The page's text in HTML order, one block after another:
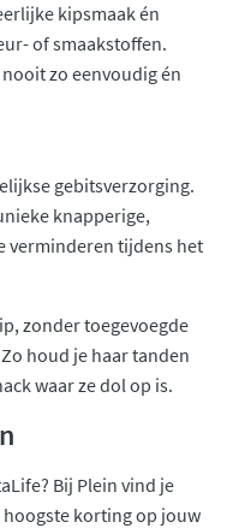
kipsmaak én
of smaakstoffen.
zo eenvoudig én
gebitsverzorging.
knapperige,
verminderen tijdens het
zonder toegevoegde
houd je haar tanden
waar ze dol op is.
Bij Plein vind je
hoogste korting op jouw